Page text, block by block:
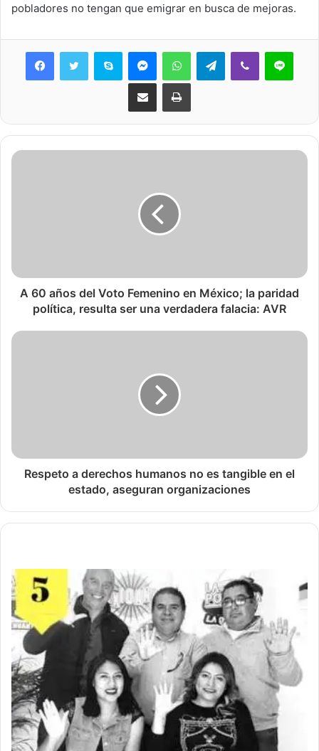
pobladores no tengan que emigrar en busca de mejoras.
Skype MessengerWhatsAppTelegramViber Line
Share via Email Print
A 60 años del Voto Femenino en México; la paridad
política, resulta ser una verdadera falacia: AVR
Respeto a derechos humanos no es tangible en el
estado, aseguran organizaciones